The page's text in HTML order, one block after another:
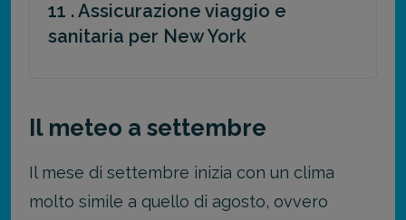
11 . Assicurazione viaggio e
sanitaria per New York
Il meteo a settembre
Il mese di settembre inizia con un clima
molto simile a quello di agosto, ovvero